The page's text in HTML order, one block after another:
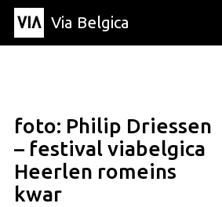
Via Belgica
Artikel
Educatie
Recept
Vrienden
Over Via Belgica
Over Via Belgica
Onderzoek
Educatie
Vrienden
De gids
Organisatie
foto: Philip Driessen
– festival viabelgica
Heerlen romeins
kwar